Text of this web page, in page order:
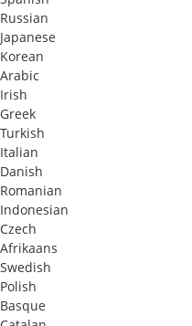
Russian
Japanese
Korean
Arabic
Irish
Greek
Turkish
Italian
Danish
Romanian
Indonesian
Czech
Afrikaans
Swedish
Polish
Basque